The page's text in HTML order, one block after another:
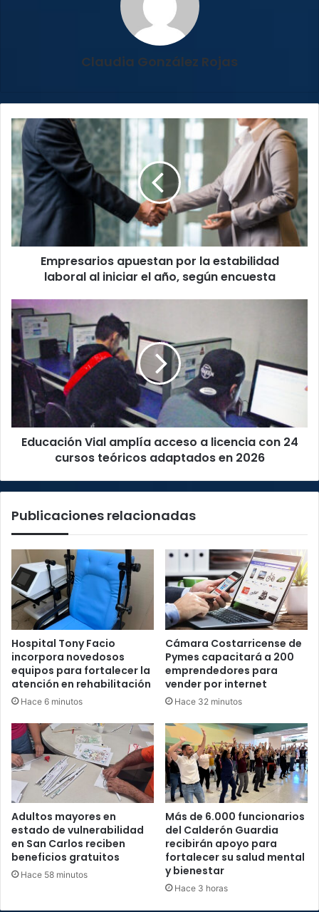
Claudia González Rojas
Empresarios
apuestan
por
la
estabilidad
laboral
al
iniciar
el
Empresarios apuestan por la estabilidad
laboral al iniciar el año, según encuesta
Educación
Vial
amplía
acceso
a
licencia
cursos
teóricos
adaptados
Educación Vial amplía acceso a licencia con 24
cursos teóricos adaptados en 2026
Publicaciones relacionadas
Hospital Tony Facio
incorpora novedosos
equipos para fortalecer la
atención en rehabilitación
Hace 6 minutos
Cámara Costarricense de
Pymes capacitará a 200
emprendedores para
vender por internet
Hace 32 minutos
Adultos mayores en
estado de vulnerabilidad
en San Carlos reciben
beneficios gratuitos
Hace 58 minutos
Más de 6.000 funcionarios
del Calderón Guardia
recibirán apoyo para
fortalecer su salud mental
y bienestar
Hace 3 horas